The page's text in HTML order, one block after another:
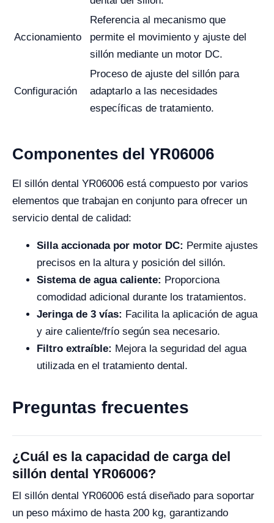
Accionamiento
Referencia al mecanismo que
permite el movimiento y ajuste del
sillón mediante un motor DC.
Configuración
Proceso de ajuste del sillón para
adaptarlo a las necesidades
específicas de tratamiento.
Componentes del YR06006
El sillón dental YR06006 está compuesto por varios
elementos que trabajan en conjunto para ofrecer un
servicio dental de calidad:
Silla accionada por motor DC: Permite ajustes
precisos en la altura y posición del sillón.
Sistema de agua caliente: Proporciona
comodidad adicional durante los tratamientos.
Jeringa de 3 vías: Facilita la aplicación de agua
y aire caliente/frío según sea necesario.
Filtro extraíble: Mejora la seguridad del agua
utilizada en el tratamiento dental.
Preguntas frecuentes
¿Cuál es la capacidad de carga del
sillón dental YR06006?
El sillón dental YR06006 está diseñado para soportar
un peso máximo de hasta 200 kg, garantizando